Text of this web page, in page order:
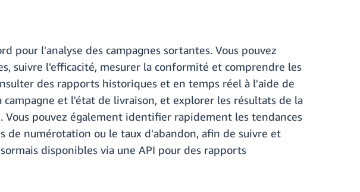
pour l'analyse des campagnes sortantes. Vous pouvez
suivre l'efficacité, mesurer la conformité et comprendre les
des rapports historiques et en temps réel à l'aide de
et l'état de livraison, et explorer les résultats de la
Vous pouvez également identifier rapidement les tendances
de numérotation ou le taux d'abandon, afin de suivre et
disponibles via une API pour des rapports